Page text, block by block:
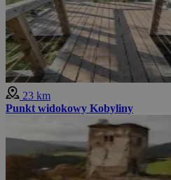
23 km
Punkt widokowy Kobyliny